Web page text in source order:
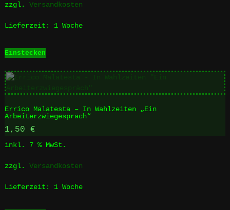
zzgl. Versandkosten
Lieferzeit: 1 Woche
Einstecken
Errico Malatesta – In Wahlzeiten „Ein
Arbeiterzwiegespräch“
1,50 €
inkl. 7 % MwSt.
zzgl. Versandkosten
Lieferzeit: 1 Woche